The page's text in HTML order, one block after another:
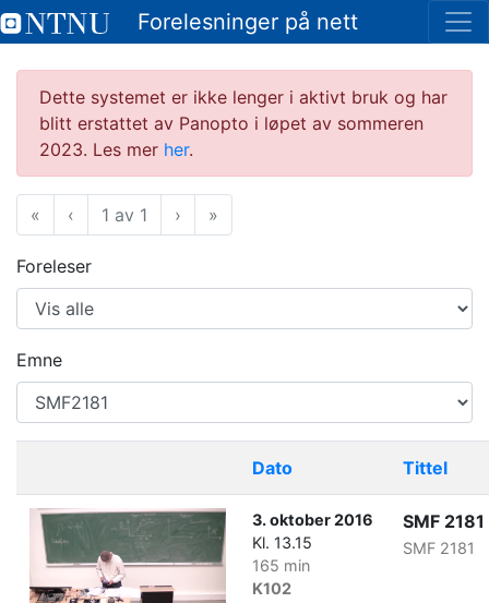
Forelesninger på nett
Dette systemet er ikke lenger i aktivt bruk og har
blitt erstattet av Panopto i løpet av sommeren
2023. Les mer her.
« Første
‹ Forrige
1 av 1 › Neste
»
Foreleser
Emne
Dato Tittel
3. oktober 2016
Kl. 13.15
165 min
K102
SMF 2181
SMF 2181